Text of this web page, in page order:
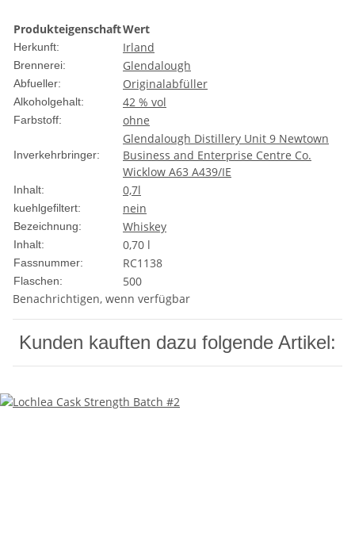
ProdukteigenschaftWert
Herkunft: Irland
Brennerei: Glendalough
Abfueller: Originalabfüller
Alkoholgehalt: 42 % vol
Farbstoff: ohne
Inverkehrbringer:
Glendalough Distillery Unit 9 Newtown
Business and Enterprise Centre Co.
Wicklow A63 A439/IE
Inhalt: 0,7l
kuehlgefiltert: nein
Bezeichnung: Whiskey
Inhalt: 0,70 l
Fassnummer: RC1138
Flaschen:
500
Benachrichtigen, wenn verfügbar
Kunden kauften dazu folgende Artikel: